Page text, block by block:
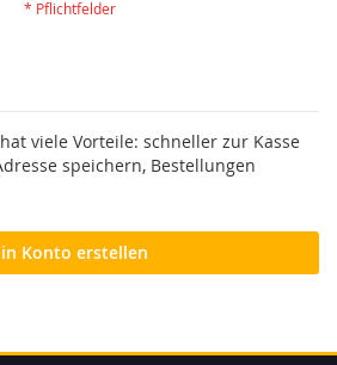
viele Vorteile: schneller zur Kasse
speichern, Bestellungen
Konto erstellen